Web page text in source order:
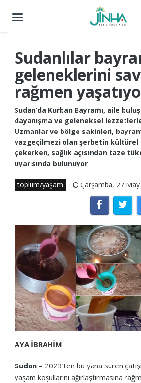
Menüyü
Sudanlılar
geleneklerini
rağmen
Sudan’da Kurban Bayramı, aile
dayanışma ve geleneksel
Uzmanlar ve bölge sakinleri,
vazgeçilmezi olan şerbetin kültürel
çekerken, sağlık açısından taze
uyarısında bulunuyor
toplum/yaşam Çarşamba, 27
AYA İBRAHİM
Sudan – 2023’ten bu yana süren
yaşam koşullarını ağırlaştırmasına